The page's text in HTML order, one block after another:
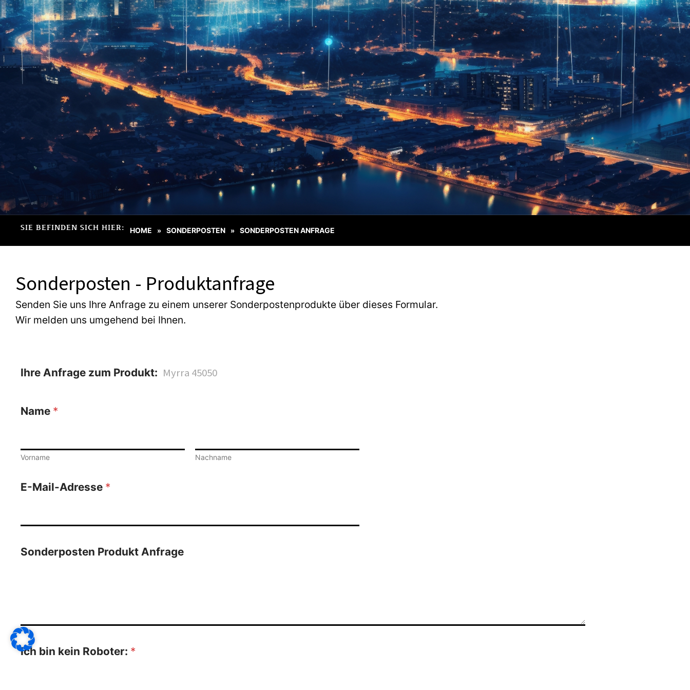
SIE BEFINDEN SICH HIER: HOME » SONDERPOSTEN » SONDERPOSTEN ANFRAGE
Sonderposten - Produktanfrage
Senden Sie uns Ihre Anfrage zu einem unserer Sonderpostenprodukte über dieses Formular.
Wir melden uns umgehend bei Ihnen.
Ihre Anfrage zum Produkt:
Name *
Vorname Nachname
E-Mail-Adresse *
Sonderposten Produkt Anfrage
Ich bin kein Roboter: *